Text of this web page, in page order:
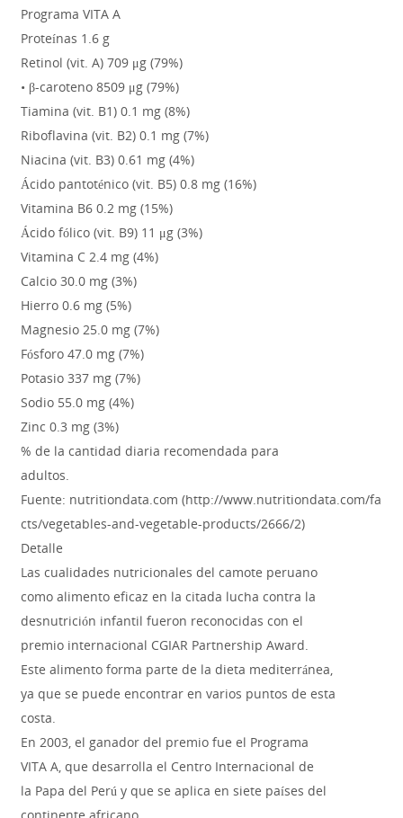
Programa VITA A
Proteínas 1.6 g
Retinol (vit. A) 709 μg (79%)
• β-caroteno 8509 μg (79%)
Tiamina (vit. B1) 0.1 mg (8%)
Riboflavina (vit. B2) 0.1 mg (7%)
Niacina (vit. B3) 0.61 mg (4%)
Ácido pantoténico (vit. B5) 0.8 mg (16%)
Vitamina B6 0.2 mg (15%)
Ácido fólico (vit. B9) 11 μg (3%)
Vitamina C 2.4 mg (4%)
Calcio 30.0 mg (3%)
Hierro 0.6 mg (5%)
Magnesio 25.0 mg (7%)
Fósforo 47.0 mg (7%)
Potasio 337 mg (7%)
Sodio 55.0 mg (4%)
Zinc 0.3 mg (3%)
% de la cantidad diaria recomendada para
adultos.
Fuente: nutritiondata.com (http://www.nutritiondata.com/fa
cts/vegetables-and-vegetable-products/2666/2)
Detalle
Las cualidades nutricionales del camote peruano
como alimento eficaz en la citada lucha contra la
desnutrición infantil fueron reconocidas con el
premio internacional CGIAR Partnership Award.
Este alimento forma parte de la dieta mediterránea,
ya que se puede encontrar en varios puntos de esta
costa.
En 2003, el ganador del premio fue el Programa
VITA A, que desarrolla el Centro Internacional de
la Papa del Perú y que se aplica en siete países del